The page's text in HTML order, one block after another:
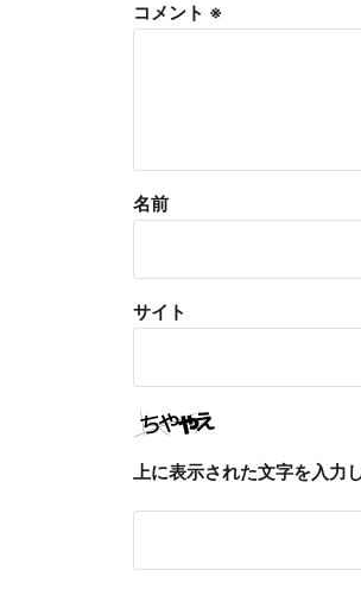
コメント ※
名前
サイト
上に表示された文字を入力